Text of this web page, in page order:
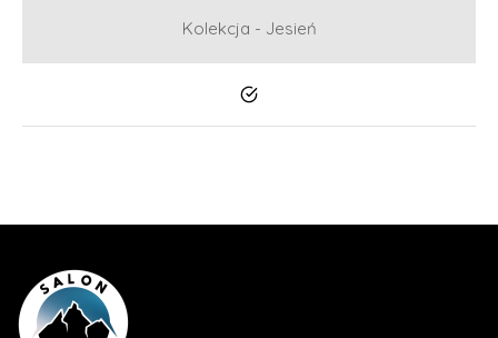
Kolekcja - Jesień
Tak